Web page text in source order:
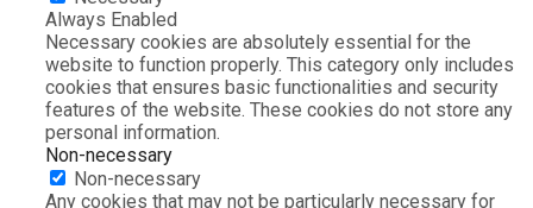
Always Enabled
Necessary cookies are absolutely essential for the
website to function properly. This category only includes
cookies that ensures basic functionalities and security
features of the website. These cookies do not store any
personal information.
Non-necessary
Non-necessary
Any cookies that may not be particularly necessary for